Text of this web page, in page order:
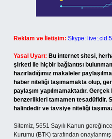
Reklam ve İletişim: Skype:
Yasal Uyarı: Bu internet sitesi,
şirketi ile hiçbir bağlantısı
hazırladığımız makaleler
haber niteliği taşımamakta olup,
paylaşım yapılmamaktadır.
benzerlikleri tamamen tesadüfidir.
halindedir ve tavsiye niteliği
Sitemiz, 5651 Sayılı Kanun
Kurumu (BTK) tarafından